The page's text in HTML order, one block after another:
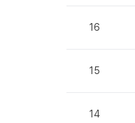
16
15
14